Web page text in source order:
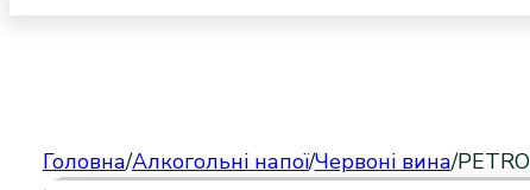
Головна/Алкогольні напої/Червоні вина/